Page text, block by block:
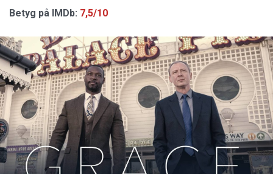
Betyg på IMDb: 7,5/10